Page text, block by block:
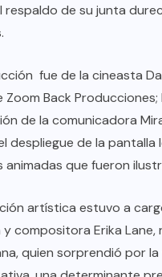
respaldo de su junta
fue de la cineasta
Zoom Back Producciones;
de la comunicadora
despliegue de la pantalla
animadas que fueron
artística estuvo a
compositora Erika Lane,
quien sorprendió por